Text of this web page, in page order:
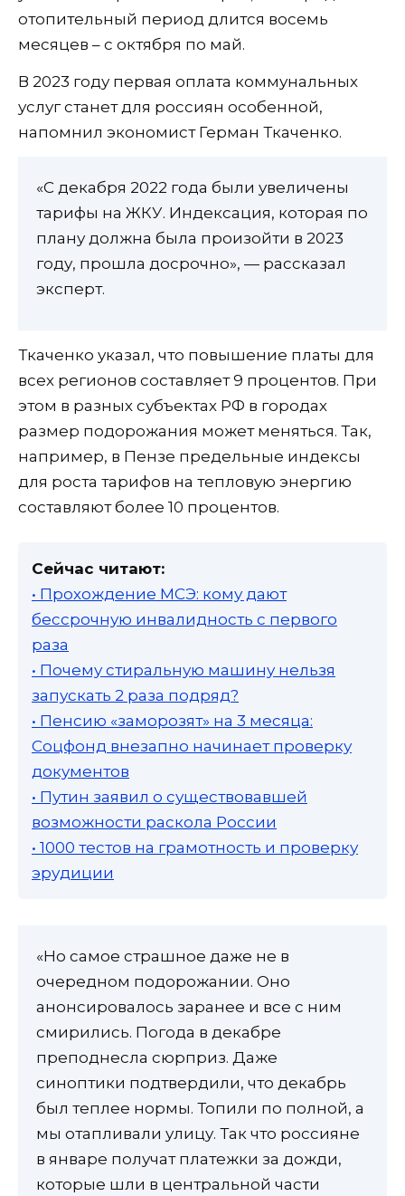
отопительный период длится восемь
месяцев – с октября по май.
В 2023 году первая оплата коммунальных
услуг станет для россиян особенной,
напомнил экономист Герман Ткаченко.
«С декабря 2022 года были увеличены
тарифы на ЖКУ. Индексация, которая по
плану должна была произойти в 2023
году, прошла досрочно», — рассказал
эксперт.
Ткаченко указал, что повышение платы для
всех регионов составляет 9 процентов. При
этом в разных субъектах РФ в городах
размер подорожания может меняться. Так,
например, в Пензе предельные индексы
для роста тарифов на тепловую энергию
составляют более 10 процентов.
Сейчас читают:
• Прохождение МСЭ: кому дают
бессрочную инвалидность с первого
раза
• Почему стиральную машину нельзя
запускать 2 раза подряд?
• Пенсию «заморозят» на 3 месяца:
Соцфонд внезапно начинает проверку
документов
• Путин заявил о существовавшей
возможности раскола России
• 1000 тестов на грамотность и проверку
эрудиции
«Но самое страшное даже не в
очередном подорожании. Оно
анонсировалось заранее и все с ним
смирились. Погода в декабре
преподнесла сюрприз. Даже
синоптики подтвердили, что декабрь
был теплее нормы. Топили по полной, а
мы отапливали улицу. Так что россияне
в январе получат платежки за дожди,
которые шли в центральной части